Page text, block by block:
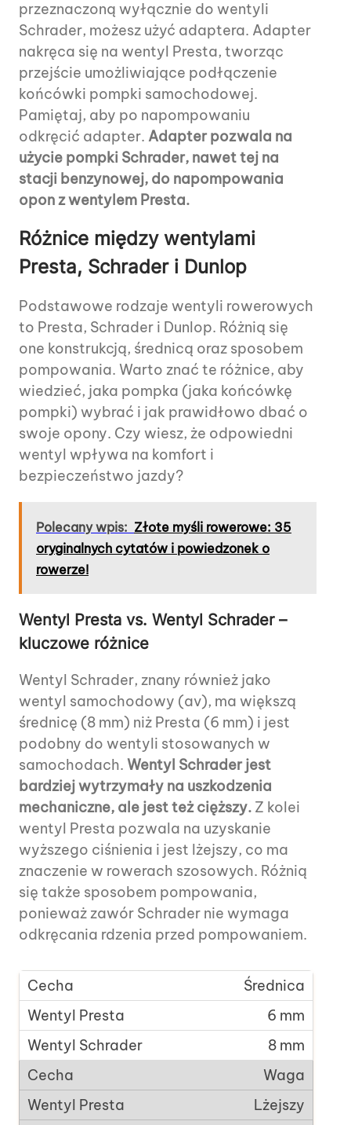
przeznaczoną wyłącznie do wentyli
Schrader, możesz użyć adaptera. Adapter
nakręca się na wentyl Presta, tworząc
przejście umożliwiające podłączenie
końcówki pompki samochodowej.
Pamiętaj, aby po napompowaniu
odkręcić adapter. Adapter pozwala na
użycie pompki Schrader, nawet tej na
stacji benzynowej, do napompowania
opon z wentylem Presta.
Różnice między wentylami
Presta, Schrader i Dunlop
Podstawowe rodzaje wentyli rowerowych
to Presta, Schrader i Dunlop. Różnią się
one konstrukcją, średnicą oraz sposobem
pompowania. Warto znać te różnice, aby
wiedzieć, jaka pompka (jaka końcówkę
pompki) wybrać i jak prawidłowo dbać o
swoje opony. Czy wiesz, że odpowiedni
wentyl wpływa na komfort i
bezpieczeństwo jazdy?
Polecany wpis: Złote myśli rowerowe: 35
oryginalnych cytatów i powiedzonek o
rowerze!
Wentyl Presta vs. Wentyl Schrader –
kluczowe różnice
Wentyl Schrader, znany również jako
wentyl samochodowy (av), ma większą
średnicę (8 mm) niż Presta (6 mm) i jest
podobny do wentyli stosowanych w
samochodach. Wentyl Schrader jest
bardziej wytrzymały na uszkodzenia
mechaniczne, ale jest też cięższy. Z kolei
wentyl Presta pozwala na uzyskanie
wyższego ciśnienia i jest lżejszy, co ma
znaczenie w rowerach szosowych. Różnią
się także sposobem pompowania,
ponieważ zawór Schrader nie wymaga
odkręcania rdzenia przed pompowaniem.
Średnica
6 mm
8 mm
Waga
Lżejszy